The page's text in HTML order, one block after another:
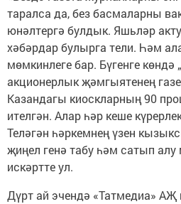
таралса да, без басмаларны
юнәлтергә булдык. Яшьләр
хәбәрдар булырга тели. Һәм
мөмкинлеге бар. Бүгенге көндә
акционерлык җәмгыятенең
Казандагы киоскларның 90
ителгән. Алар һәр кеше
Теләгән һәркемнең үзен
җиңел генә табу һәм сатып
искәртте ул.
Дүрт ай эчендә «Татмедиа» АҖ